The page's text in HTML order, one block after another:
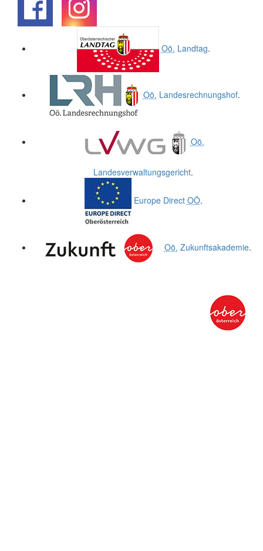
Oö. Landtag.
Oö. Landesrechnungshof.
Oö.
Landesverwaltungsgericht.
Europe Direct OÖ.
Oö. Zukunftsakademie.